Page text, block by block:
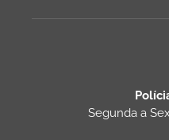
Segunda a